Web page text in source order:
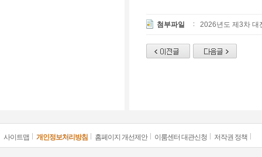
첨부파일 2026년도 제3차 대
사이트맵 개인정보처리방침 홈페이지 개선제안 이룸센터 대관신청 저작권 정책